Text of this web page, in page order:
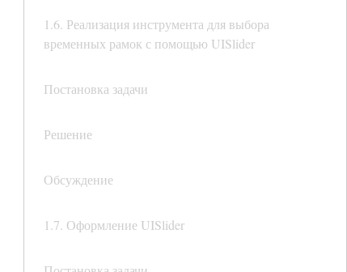
1.6. Реализация инструмента для выбора
временных рамок с помощью UISlider
Постановка задачи
Решение
Обсуждение
1.7. Оформление UISlider